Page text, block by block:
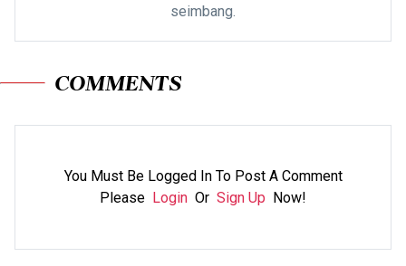
seimbang.
COMMENTS
You Must Be Logged In To Post A Comment
Please Login Or Sign Up Now!